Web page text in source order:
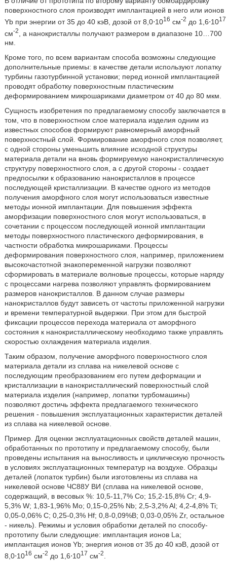
поверхностного слоя производят имплантацией в него или ионов
Yb при энергии от 35 до 40 кэВ, дозой от 8,0⋅1016 см-2 до 1,6⋅1017
см-2
, а нанокристаллы получают размером в диапазоне 10…700
нм.
Кроме того, по всем вариантам способа возможны следующие
дополнительные приемы: в качестве детали используют лопатку
турбины газотурбинной установки; перед ионной имплантацией
проводят обработку поверхностным пластическим
деформированием микрошариками диаметром от 40 до 80 мкм.
Сущность изобретения по предлагаемому способу заключается в
том, что в поверхностном слое материала изделия одним из
известных способов формируют равномерный аморфный
поверхностный слой. Формирование аморфного слоя позволяет,
с одной стороны уменьшить влияние исходной структуры
материала детали на вновь формируемую нанокристаллическую
структуру поверхностного слоя, а с другой стороны - создает
предпосылки к образованию нанокристаллов в процессе
последующей кристаллизации. В качестве одного из методов
получения аморфного слоя могут использоваться известные
методы ионной имплантации. Для повышения эффекта
аморфизации поверхностного слоя могут использоваться, в
сочетании с процессом последующей ионной имплантации
методы поверхностного пластического деформирования, в
частности обработка микрошариками. Процессы
деформирования поверхностного слоя, например, приложением
высокочастотной знакопеременной нагрузки позволяют
сформировать в материале волновые процессы, которые наряду
с процессами нагрева позволяют управлять формированием
размеров нанокристаллов. В данном случае размеры
нанокристаллов будут зависеть от частоты приложенной нагрузки
и времени температурной выдержки. При этом для быстрой
фиксации процессов перехода материала от аморфного
состояния к нанокристаллическому необходимо также управлять
скоростью охлаждения материала изделия.
Таким образом, получение аморфного поверхностного слоя
материала детали из сплава на никелевой основе с
последующим преобразованием его путем деформации и
кристаллизации в нанокристаллический поверхностный слой
материала изделия (например, лопатки турбомашины)
позволяют достичь эффекта предлагаемого технического
решения - повышения эксплуатационных характеристик деталей
из сплава на никелевой основе.
Пример. Для оценки эксплуатационных свойств деталей машин,
обработанных по прототипу и предлагаемому способу, были
проведены испытания на выносливость и циклическую прочность
в условиях эксплуатационных температур на воздухе. Образцы
деталей (лопаток турбин) были изготовлены из сплава на
никелевой основе ЧС88У ВИ (сплава на никелевой основе,
содержащий, в весовых %: 10,5-11,7% Со; 15,2-15,8% Cr; 4,9-
5,3% W; 1,83-1,96% Mo; 0,15-0,25% Nb; 2,5-3,2% Al; 4,2-4,8% Ti;
0,05-0,06% С; 0,25-0,3% Hf; 0,8-0,09%B; 0,03-0,05% Zr, остальное
- никель). Режимы и условия обработки деталей по способу-
прототипу были следующие: имплантация ионов La;
имплантация ионов Yb; энергия ионов от 35 до 40 кэВ, дозой от
8,0⋅1016 см-2 до 1,6⋅1017 см-2